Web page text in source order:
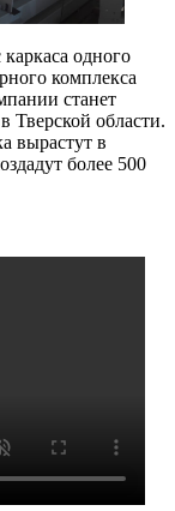
каркаса одного
комплекса
станет
области.
вырастут в
более 500